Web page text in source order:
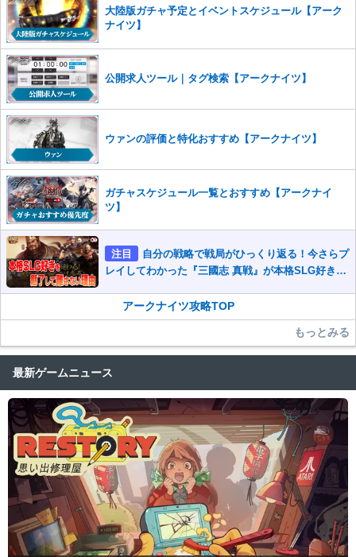
また、過度な利用規約の違反や、弊社に損害の及ぶ内容の書き込みがあ
った場合は、法的措置をとらせていただく場合もございますので、あら
かじめご理解くださいませ。
大陸版ガチャ予定とイベントスケジュール【アーク
ナイツ】
公開求人ツール｜タグ検索【アークナイツ】
ウァンの評価と特化おすすめ【アークナイツ】
ガチャスケジュール一覧とおすすめ【アークナイ
ツ】
注目
自分の戦略で戦局がひっくり返る！今さらプ
レイしてわかった『三國志 真戦』が本格SLG好きを
アークナイツ攻略TOP
もっとみる
最新ゲームニュース